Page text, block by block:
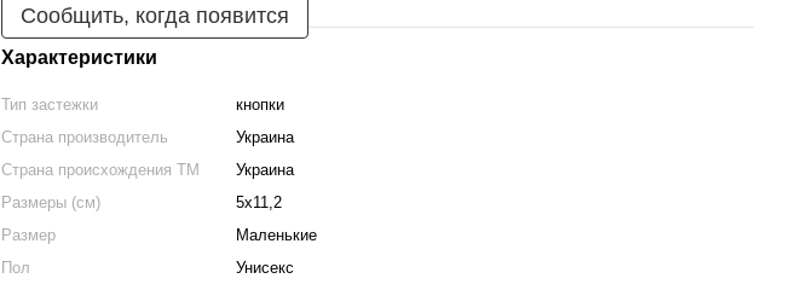
Сообщить, когда появится
Характеристики
Тип застежки
кнопки
Страна производитель
Украина
Страна происхождения ТМ
Украина
Размеры (см)
5х11,2
Размер
Маленькие
Пол
Унисекс